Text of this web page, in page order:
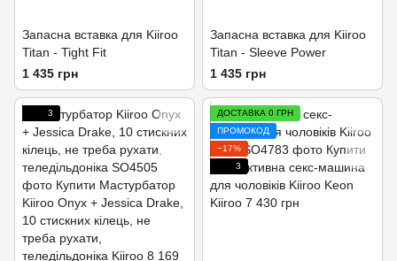
Запасна вставка для Kiiroo
Titan - Tight Fit
1 435 грн
Запасна вставка для Kiiroo
Titan - Sleeve Power
1 435 грн
3
ДОСТАВКА 0 ГРН
ПРОМОКОД
−17%
3